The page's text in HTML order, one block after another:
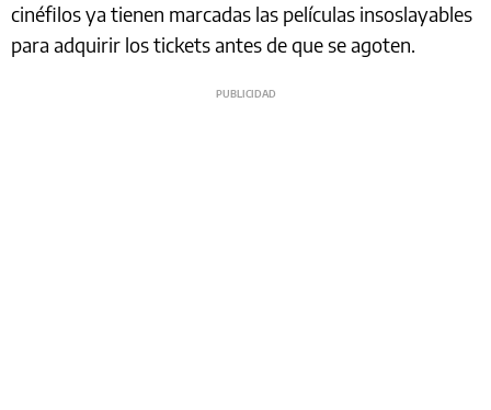
cinéfilos ya tienen marcadas las películas insoslayables
para adquirir los tickets antes de que se agoten.